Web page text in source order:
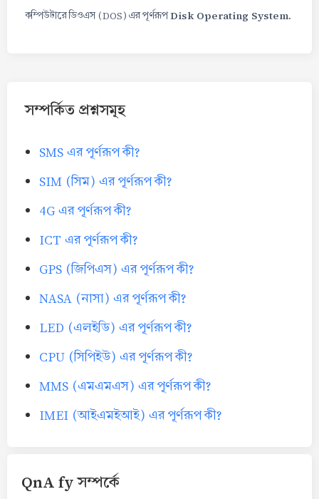
কম্পিউটারে ডিওএস (DOS) এর পূর্ণরূপDisk Operating System.
সম্পর্কিত প্রশ্নসমূহ
SMS এর পূর্ণরূপ কী?
SIM (সিম) এর পূর্ণরূপ কী?
4G এর পূর্ণরূপ কী?
ICT এর পূর্ণরূপ কী?
GPS (জিপিএস) এর পূর্ণরূপ কী?
NASA (নাসা) এর পূর্ণরূপ কী?
LED (এলইডি) এর পূর্ণরূপ কী?
CPU (সিপিইউ) এর পূর্ণরূপ কী?
MMS (এমএমএস) এর পূর্ণরূপ কী?
IMEI (আইএমইআই) এর পূর্ণরূপ কী?
QnA fy সম্পর্কে